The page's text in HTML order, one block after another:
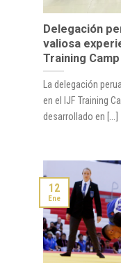
Delegación
valiosa
Training
La delegación
en el IJF Training
desarrollado en [...]
12
Ene